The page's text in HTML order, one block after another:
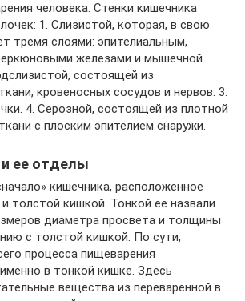
человека. Стенки кишечника
1. Слизистой, которая, в свою
тремя слоями: эпителиальным,
железами и мышечной
состоящей из
кровеносных сосудов и нервов. 3.
4. Серозной, состоящей из плотной
с плоским эпителием снаружи.
ее отделы
кишечника, расположенное
толстой кишкой. Тонкой ее назвали
диаметра просвета и толщины
с толстой кишкой. По сути,
процесса пищеварения
в тонкой кишке. Здесь
вещества из переваренной в